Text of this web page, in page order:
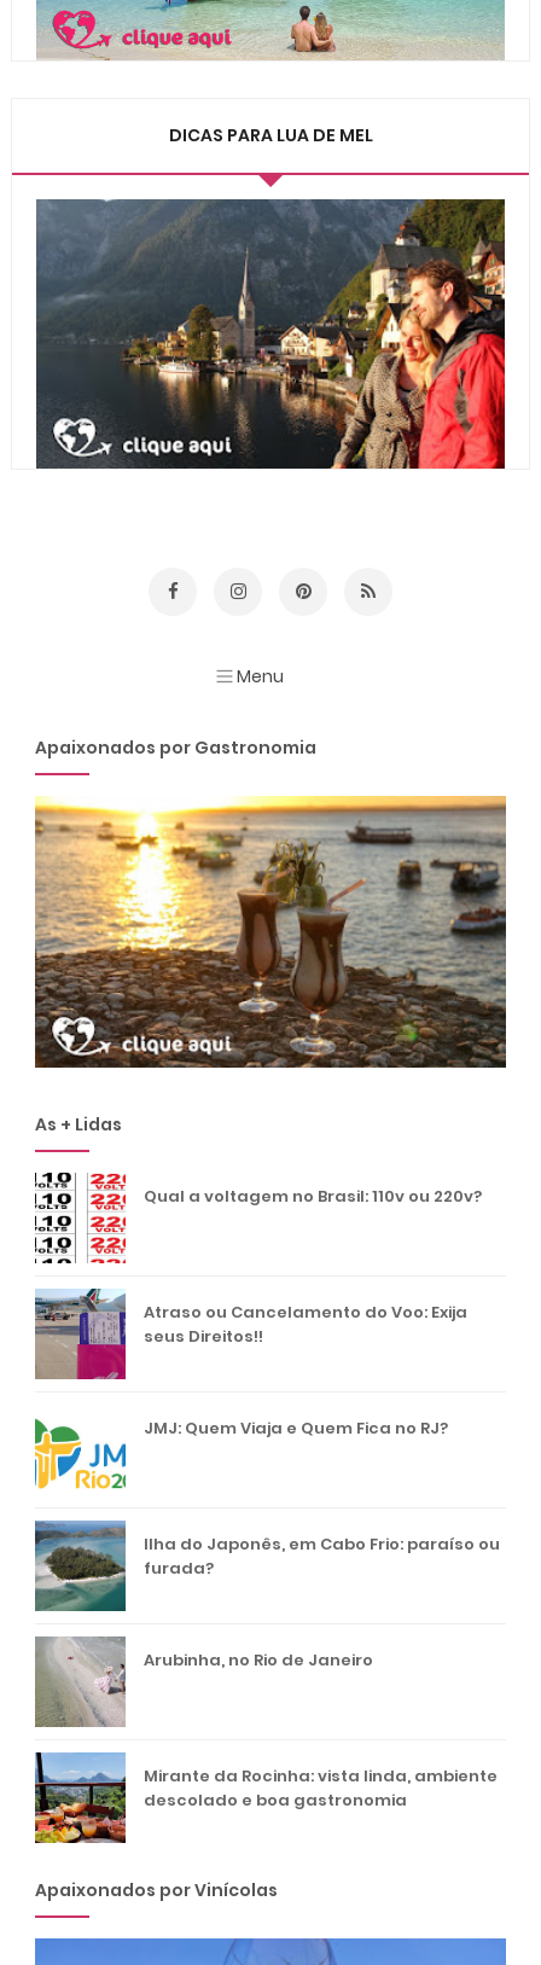
DICAS PARA LUA DE MEL
Apaixonados por Gastronomia
As + Lidas
Qual a voltagem no Brasil: 110v ou 220v?
Atraso ou Cancelamento do Voo: Exija
seus Direitos!!
JMJ: Quem Viaja e Quem Fica no RJ?
Ilha do Japonês, em Cabo Frio: paraíso ou
furada?
Arubinha, no Rio de Janeiro
Mirante da Rocinha: vista linda, ambiente
descolado e boa gastronomia
Apaixonados por Vinícolas